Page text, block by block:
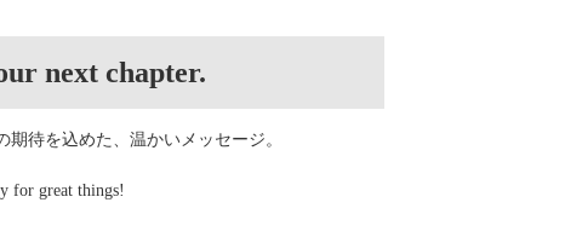
next chapter.
待を込めた、温かいメッセージ。
for great things!